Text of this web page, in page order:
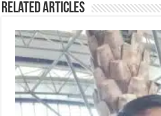
Related Articles